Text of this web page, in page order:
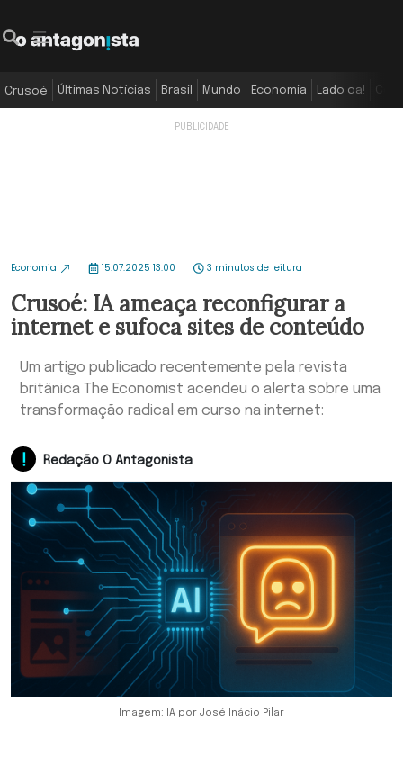
Crusoé Últimas Notícias Brasil Mundo Economia Lado oa!
Economia 15.07.2025 13:00 3 minutos de leitura
Crusoé: IA ameaça reconfigurar a
internet e sufoca sites de conteúdo
Um artigo publicado recentemente pela revista
britânica The Economist acendeu o alerta sobre uma
transformação radical em curso na internet:
Redação O Antagonista
Imagem: IA por José Inácio Pilar